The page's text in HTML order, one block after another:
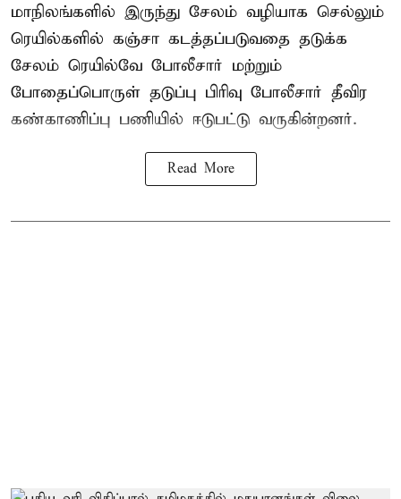
மாநிலங்களில் இருந்து சேலம் வழியாக செல்லும்
ரெயில்களில் கஞ்சா கடத்தப்படுவதை தடுக்க
சேலம் ரெயில்வே போலீசார் மற்றும்
போதைப்பொருள் தடுப்பு பிரிவு போலீசார் தீவிர
கண்காணிப்பு பணியில் ஈடுபட்டு வருகின்றனர்.
Read More